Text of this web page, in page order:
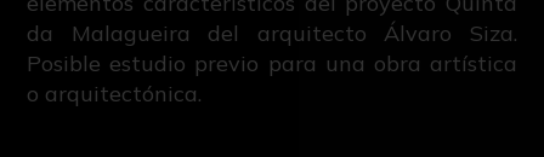
da Malagueira del arquitecto Álvaro Siza.
Posible estudio previo para una obra artística
o arquitectónica.